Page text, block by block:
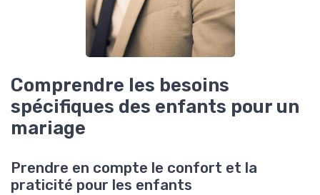
Comprendre les besoins
spécifiques des enfants pour un
mariage
Prendre en compte le confort et la
praticité pour les enfants